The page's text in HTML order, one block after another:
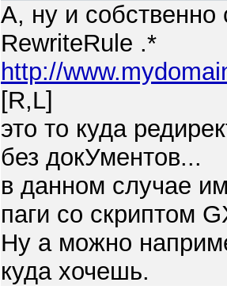
А, ну и собственно
RewriteRule .*
http://
[R,L]
это то куда
без докУментов...
в данном случае
паги со скриптом
Ну а можно
куда хочешь.